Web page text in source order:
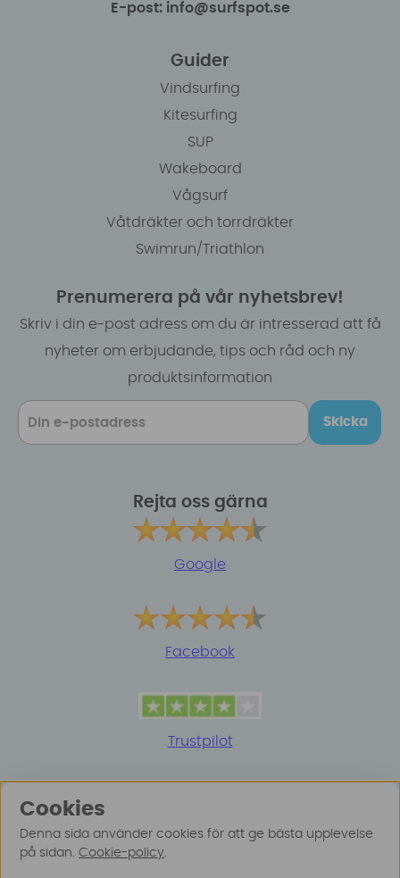
E-post: info@surfspot.se
Guider
Vindsurfing
Kitesurfing
SUP
Wakeboard
Vågsurf
Våtdräkter och torrdräkter
Swimrun/Triathlon
Prenumerera på vår nyhetsbrev!
Skriv i din e-post adress om du är intresserad att få
nyheter om erbjudande, tips och råd och ny
produktsinformation
Skicka
Rejta oss gärna
Google
Facebook
Trustpilot
Cookies
Denna sida använder cookies för att ge bästa upplevelse
på sidan. Cookie-policy.